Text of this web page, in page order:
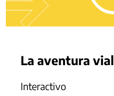
La aventura vial
Interactivo